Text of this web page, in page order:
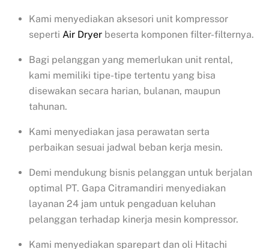
Kami menyediakan aksesori unit kompressor
seperti Air Dryer beserta komponen filter-filternya.
Bagi pelanggan yang memerlukan unit rental,
kami memiliki tipe-tipe tertentu yang bisa
disewakan secara harian, bulanan, maupun
tahunan.
Kami menyediakan jasa perawatan serta
perbaikan sesuai jadwal beban kerja mesin.
Demi mendukung bisnis pelanggan untuk berjalan
optimal PT. Gapa Citramandiri menyediakan
layanan 24 jam untuk pengaduan keluhan
pelanggan terhadap kinerja mesin kompressor.
Kami menyediakan sparepart dan oli Hitachi